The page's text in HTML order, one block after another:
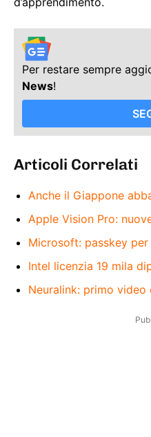
Per restare sempre
News!
Articoli Correlati
Anche il Giappone
Apple Vision Pro:
Microsoft: passkey
Intel licenzia 19 mila
Neuralink: primo